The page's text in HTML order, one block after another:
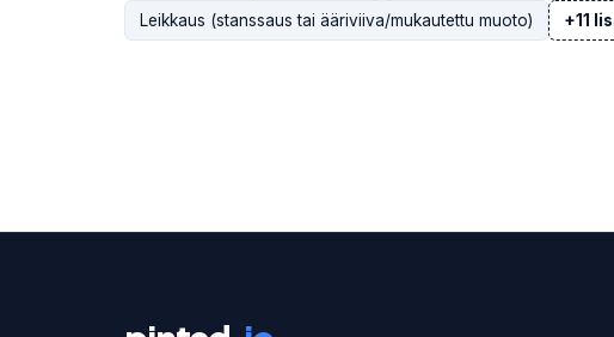
Leikkaus (stanssaus tai ääriviiva/mukautettu muoto) +11